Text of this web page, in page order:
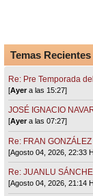
Temas Recientes
Re: Pre Temporada
[Ayera las 15:27]
JOSÉ IGNACIO
[Ayera las 07:27]
Re: FRAN GONZÁLEZ
[Agosto 04, 2026, 22:33
Re: JUANLU
[Agosto 04, 2026, 21:14